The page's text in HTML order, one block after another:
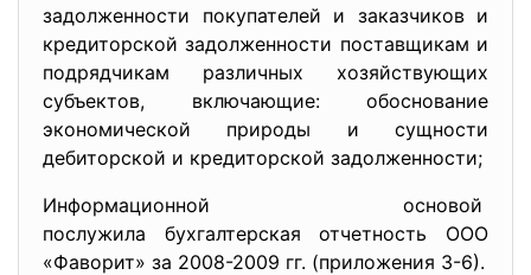
задолженности покупателей и заказчиков и
кредиторской задолженности поставщикам и
подрядчикам различных хозяйствующих
субъектов, включающие: обоснование
экономической природы и сущности
дебиторской и кредиторской задолженности;
Информационной основой
послужила бухгалтерская отчетность ООО
«Фаворит» за 2008-2009 гг. (приложения 3-6).